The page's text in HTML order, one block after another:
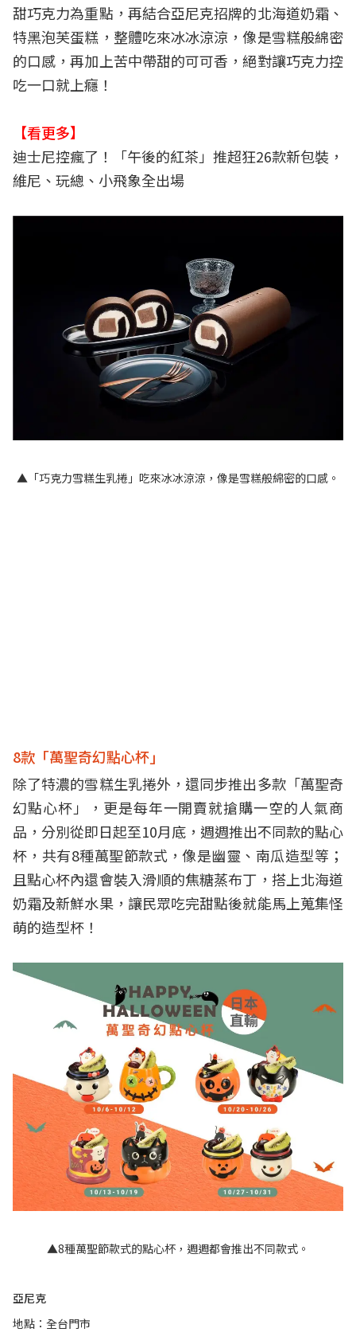
甜巧克力為重點，再結合亞尼克招牌的北海道奶霜、
特黑泡芙蛋糕，整體吃來冰冰涼涼，像是雪糕般綿密
的口感，再加上苦中帶甜的可可香，絕對讓巧克力控
吃一口就上癮！
【看更多】
迪士尼控瘋了！「午後的紅茶」推超狂26款新包裝，
維尼、玩總、小飛象全出場
▲「巧克力雪糕生乳捲」吃來冰冰涼涼，像是雪糕般綿密的口感。
8款「萬聖奇幻點心杯」
除了特濃的雪糕生乳捲外，還同步推出多款「萬聖奇
幻點心杯」，更是每年一開賣就搶購一空的人氣商
品，分別從即日起至10月底，週週推出不同款的點心
杯，共有8種萬聖節款式，像是幽靈、南瓜造型等；
且點心杯內還會裝入滑順的焦糖蒸布丁，搭上北海道
奶霜及新鮮水果，讓民眾吃完甜點後就能馬上蒐集怪
萌的造型杯！
▲8種萬聖節款式的點心杯，週週都會推出不同款式。
亞尼克
地點：全台門市